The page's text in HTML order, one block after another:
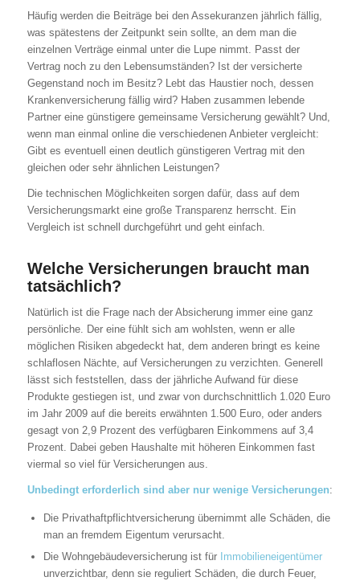
Häufig werden die Beiträge bei den Assekuranzen jährlich fällig,
was spätestens der Zeitpunkt sein sollte, an dem man die
einzelnen Verträge einmal unter die Lupe nimmt. Passt der
Vertrag noch zu den Lebensumständen? Ist der versicherte
Gegenstand noch im Besitz? Lebt das Haustier noch, dessen
Krankenversicherung fällig wird? Haben zusammen lebende
Partner eine günstigere gemeinsame Versicherung gewählt? Und,
wenn man einmal online die verschiedenen Anbieter vergleicht:
Gibt es eventuell einen deutlich günstigeren Vertrag mit den
gleichen oder sehr ähnlichen Leistungen?
Die technischen Möglichkeiten sorgen dafür, dass auf dem
Versicherungsmarkt eine große Transparenz herrscht. Ein
Vergleich ist schnell durchgeführt und geht einfach.
Welche Versicherungen braucht man
tatsächlich?
Natürlich ist die Frage nach der Absicherung immer eine ganz
persönliche. Der eine fühlt sich am wohlsten, wenn er alle
möglichen Risiken abgedeckt hat, dem anderen bringt es keine
schlaflosen Nächte, auf Versicherungen zu verzichten. Generell
lässt sich feststellen, dass der jährliche Aufwand für diese
Produkte gestiegen ist, und zwar von durchschnittlich 1.020 Euro
im Jahr 2009 auf die bereits erwähnten 1.500 Euro, oder anders
gesagt von 2,9 Prozent des verfügbaren Einkommens auf 3,4
Prozent. Dabei geben Haushalte mit höheren Einkommen fast
viermal so viel für Versicherungen aus.
Unbedingt erforderlich sind aber nur wenige Versicherungen:
Die Privathaftpflichtversicherung übernimmt alle Schäden, die
man an fremdem Eigentum verursacht.
Die Wohngebäudeversicherung ist für Immobilieneigentümer
unverzichtbar, denn sie reguliert Schäden, die durch Feuer,